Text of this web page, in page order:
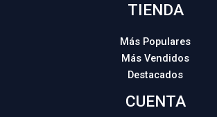
TIENDA
Más Populares
Más Vendidos
Destacados
CUENTA